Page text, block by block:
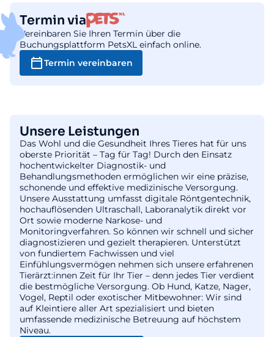
Termin via
Vereinbaren Sie Ihren Termin über die
Buchungsplattform PetsXL einfach online.
Termin vereinbaren
Unsere Leistungen
Das Wohl und die Gesundheit Ihres Tieres hat für uns
oberste Priorität – Tag für Tag! Durch den Einsatz
hochentwickelter Diagnostik- und
Behandlungsmethoden ermöglichen wir eine präzise,
schonende und effektive medizinische Versorgung.
Unsere Ausstattung umfasst digitale Röntgentechnik,
hochauflösenden Ultraschall, Laboranalytik direkt vor
Ort sowie moderne Narkose- und
Monitoringverfahren. So können wir schnell und sicher
diagnostizieren und gezielt therapieren. Unterstützt
von fundiertem Fachwissen und viel
Einfühlungsvermögen nehmen sich unsere erfahrenen
Tierärzt:innen Zeit für Ihr Tier – denn jedes Tier verdient
die bestmögliche Versorgung. Ob Hund, Katze, Nager,
Vogel, Reptil oder exotischer Mitbewohner: Wir sind
auf Kleintiere aller Art spezialisiert und bieten
umfassende medizinische Betreuung auf höchstem
Niveau.